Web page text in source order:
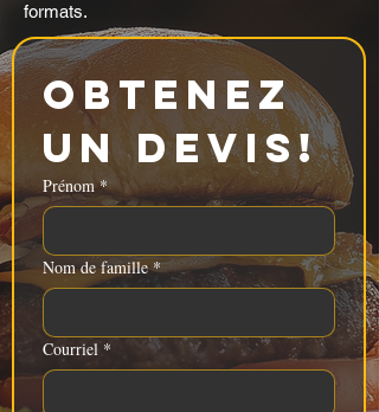
formats.
Obtenez
un devis!
Prénom *
Nom de famille *
Courriel *